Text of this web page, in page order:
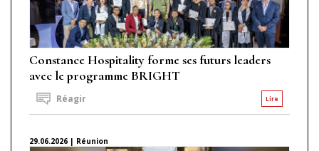
Constance Hospitality forme ses futurs leaders
avec le programme BRIGHT
Lire
Réagir
29.06.2026 | Réunion